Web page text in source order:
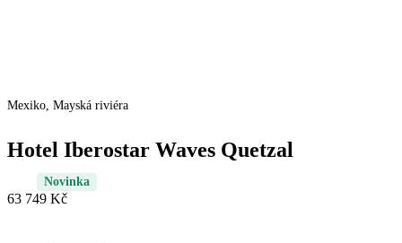
Mexiko, Mayská riviéra
Hotel Iberostar Waves Quetzal
Novinka
63 749 Kč